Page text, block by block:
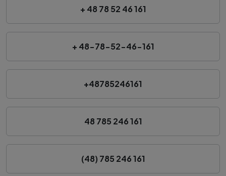
+ 48 78 52 46 161
+ 48-78-52-46-161
+48785246161
48 785 246 161
(48) 785 246 161